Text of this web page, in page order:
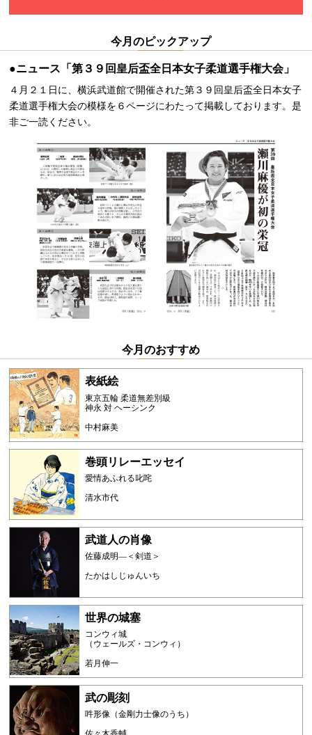
今月のピックアップ
●ニュース「第３９回皇后盃全日本女子柔道選手権大会」
４月２１日に、横浜武道館で開催された第３９回皇后盃全日本女子
柔道選手権大会の模様を６ページにわたって掲載しております。是
非ご一読ください。
今月のおすすめ
表紙絵
東京五輪 柔道無差別級
神永 対 ヘーシンク
中村麻美
巻頭リレーエッセイ
愛情あふれる叱咤
清水市代
武道人の肖像
佐藤成明―＜剣道＞
たかはしじゅんいち
世界の城塞
コンウィ城
（ウェールズ・コンウィ）
若月伸一
武の彫刻
吽形像（金剛力士像のうち）